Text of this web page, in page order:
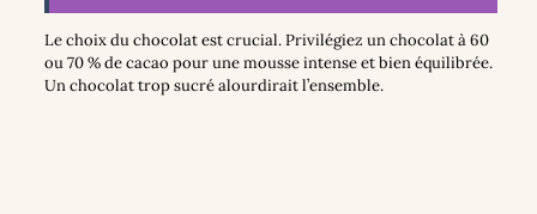
Le choix du chocolat est crucial. Privilégiez un chocolat à 60
ou 70 % de cacao pour une mousse intense et bien équilibrée.
Un chocolat trop sucré alourdirait l’ensemble.